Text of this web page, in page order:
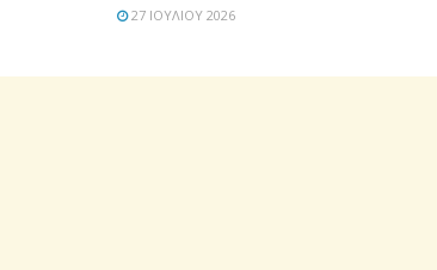
27 ΙΟΥΛΊΟΥ 2026